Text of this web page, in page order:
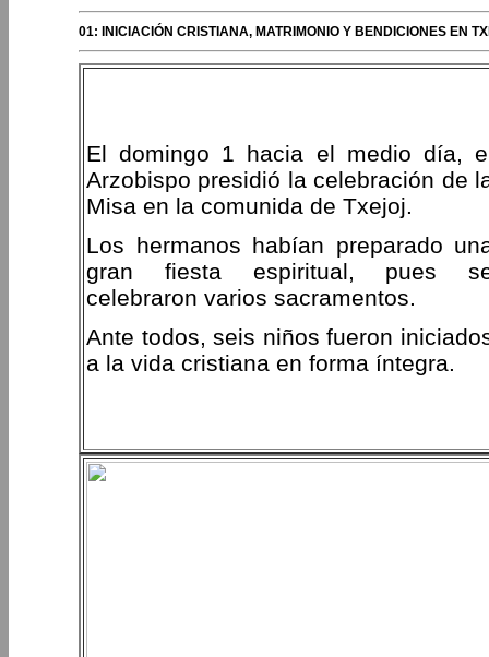
01: INICIACIÓN CRISTIANA, MATRIMONIO Y BENDICIONES EN
El domingo 1 hacia el medio día,
Arzobispo presidió la celebración de
Misa en la comunida de Txejoj.
Los hermanos habían preparado
gran fiesta espiritual, pues
celebraron varios sacramentos.
Ante todos, seis niños fueron
a la vida cristiana en forma íntegra.